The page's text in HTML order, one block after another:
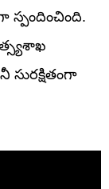
స్పందించింది.
సురక్షితంగా